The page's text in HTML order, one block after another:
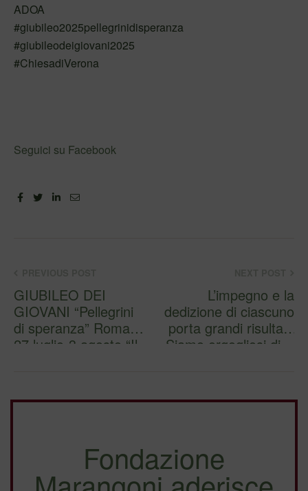
ADOA
#giubileo2025pellegrinidisperanza
#giubileodeigiovani2025
#ChiesadiVerona
Seguici su Facebook
FacebookTwitterLinkedin
Email
GIUBILEO DEI
GIOVANI “Pellegrini
di speranza” Roma
27 luglio-3 agosto “Il
L’impegno e la
dedizione di ciascuno
porta grandi risultati.
Siamo orgogliosi di…
Fondazione